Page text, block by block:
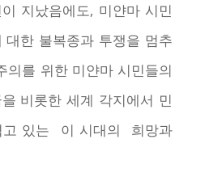
지났음에도, 미얀마 시민
대한 불복종과 투쟁을 멈추
의를 위한 미얀마 시민들의
비롯한 세계 각지에서 민
고 있는 이 시대의 희망과